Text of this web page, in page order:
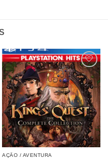
AÇÃO / AVENTURA